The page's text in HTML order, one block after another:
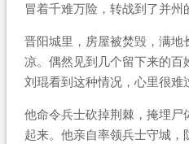
冒着千难万险，转战到了并州
晋阳城里，房屋被焚毁，满地
凉。偶然见到几个留下来的百
刘琨看到这种情况，心里很难
他命令兵士砍掉荆棘，掩埋尸
起来。他亲自率领兵士守城，